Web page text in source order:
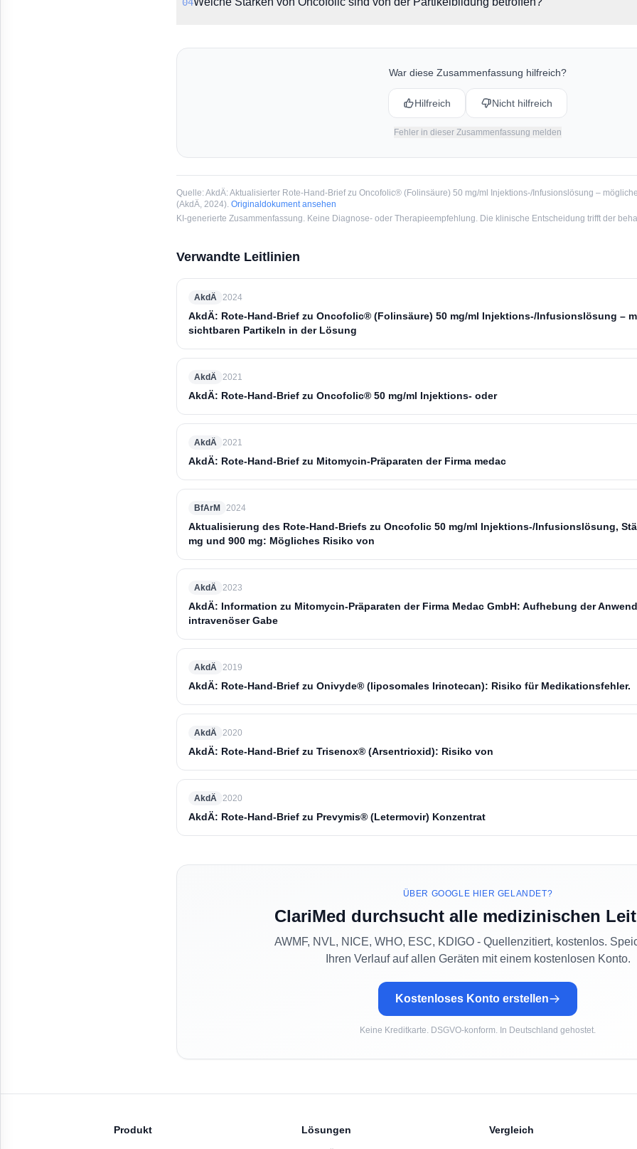
Infusionslösung.
War diese Zusammenfassung hilfreich?
Hilfreich Nicht hilfreich
Fehler in dieser Zusammenfassung melden
Quelle: AkdÄ: Aktualisierter Rote-Hand-Brief zu Oncofolic® (Folinsäure) 50 mg/ml Injektions-/Infusionslösung –
(AkdÄ, 2024). Originaldokument ansehen
KI-generierte Zusammenfassung. Keine Diagnose- oder Therapieempfehlung. Die klinische Entscheidung trifft der
Verwandte Leitlinien
AkdÄ 2024
AkdÄ: Rote-Hand-Brief zu Oncofolic® (Folinsäure) 50 mg/ml Injektions-/Infusionslösung –
sichtbaren Partikeln in der Lösung
AkdÄ 2021
AkdÄ: Rote-Hand-Brief zu Oncofolic® 50 mg/ml Injektions- oder
AkdÄ 2021
AkdÄ: Rote-Hand-Brief zu Mitomycin-Präparaten der Firma medac
BfArM 2024
Aktualisierung des Rote-Hand-Briefs zu Oncofolic 50 mg/ml Injektions-/Infusionslösung,
mg und 900 mg: Mögliches Risiko von
AkdÄ 2023
AkdÄ: Information zu Mitomycin-Präparaten der Firma Medac GmbH: Aufhebung der
intravenöser Gabe
AkdÄ 2019
AkdÄ: Rote-Hand-Brief zu Onivyde® (liposomales Irinotecan): Risiko für Medikationsfehler.
AkdÄ 2020
AkdÄ: Rote-Hand-Brief zu Trisenox® (Arsentrioxid): Risiko von
AkdÄ 2020
AkdÄ: Rote-Hand-Brief zu Prevymis® (Letermovir) Konzentrat
ÜBER GOOGLE HIER GELANDET?
ClariMed durchsucht alle medizinischen
AWMF, NVL, NICE, WHO, ESC, KDIGO - Quellenzitiert, kostenlos.
Ihren Verlauf auf allen Geräten mit einem kostenlosen Konto.
Kostenloses Konto erstellen
Keine Kreditkarte. DSGVO-konform. In Deutschland gehostet.
Produkt Lösungen Vergleich